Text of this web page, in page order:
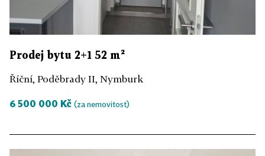
Prodej bytu 2+1 52 m²
Říční, Poděbrady II, Nymburk
6 500 000 Kč (za nemovitost)